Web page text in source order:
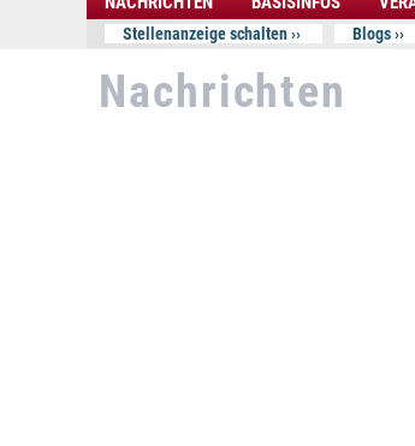
Stellenanzeige schalten Blogs
Nachrichten